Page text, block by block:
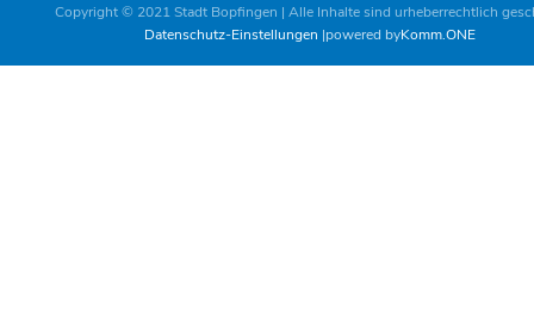
Copyright © 2021 Stadt Bopfingen | Alle Inhalte sind urheberrechtlich
Datenschutz-Einstellungen powered byKomm.ONE